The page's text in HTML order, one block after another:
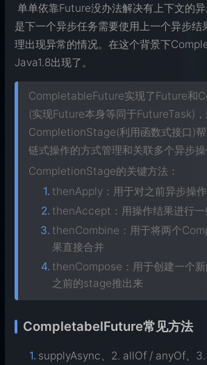
单单依靠Future没办法解决有上下文的
是下一个异步任务需要使用上一个异步结
理出现异常的情况。在这个背景下
Java1.8出现了。
CompletableFuture实现了Future和
(实现Future本身等同于FutureTask)
CompletionStage(利用函数式接口)
链式操作的方式管理和关联多个异步操
CompletionStage的关键方法：
thenApply：用于对之前异步操
thenAccept：用操作结果进行一
thenCombine：用于将两个
果直接合并
thenCompose：用于创建一个
之前的stage推出来
CompletabelFuture常见方法
supplyAsync、2. allOf / anyOf、